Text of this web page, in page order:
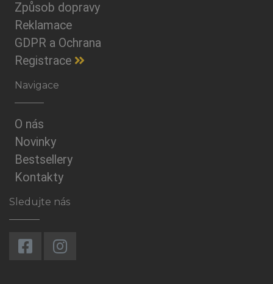
Způsob dopravy
Reklamace
GDPR a Ochrana
Registrace
Navigace
O nás
Novinky
Bestsellery
Kontakty
Sledujte nás